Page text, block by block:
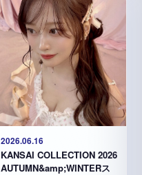
2026.06.16
KANSAI COLLECTION 2026
AUTUMN&amp;WINTERス